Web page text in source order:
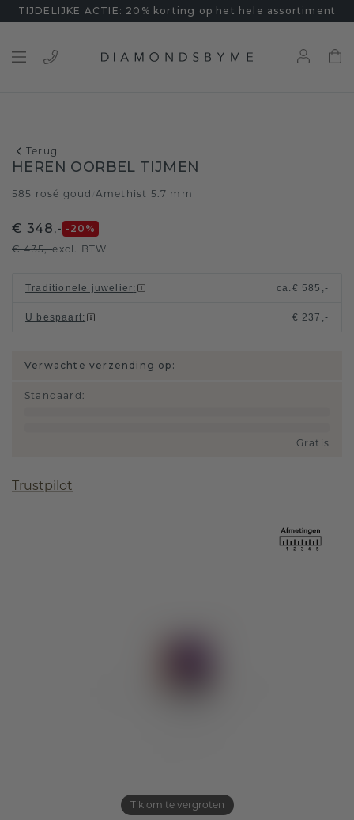
TIJDELIJKE ACTIE: 20% korting op het hele assortiment
Terug
Tik om te vergroten
HEREN OORBEL TIJMEN
585 rosé goud Amethist 5.7 mm
€ 348,- -20 %
€ 435,-excl. BTW
Traditionele juwelier: ca. € 585,-
U bespaart: € 237,-
Verwachte verzending op:
Standaard :
Gratis
Trustpilot